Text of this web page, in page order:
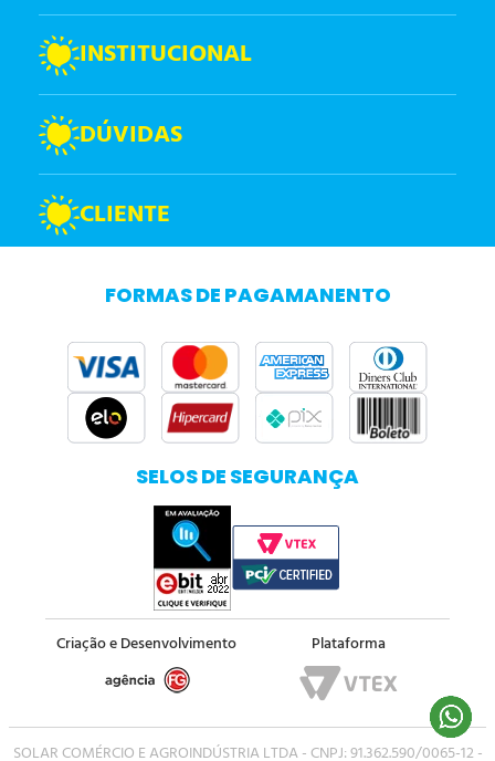
INSTITUCIONAL
DÚVIDAS
CLIENTE
FORMAS DE PAGAMANENTO
SELOS DE SEGURANÇA
Criação e Desenvolvimento Plataforma
SOLAR COMÉRCIO E AGROINDÚSTRIA LTDA - CNPJ: 91.362.590/0065-12 -